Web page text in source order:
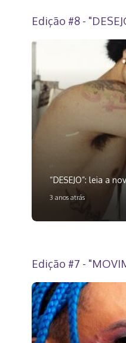
Edição #8 -
“DESEJO”: leia a
3 anos atrás
Edição #7 -